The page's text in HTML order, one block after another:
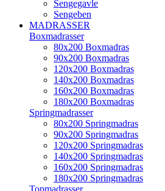
Sengegavle
Sengeben
MADRASSER
Boxmadrasser
80x200 Boxmadras
90x200 Boxmadras
120x200 Boxmadras
140x200 Boxmadras
160x200 Boxmadras
180x200 Boxmadras
Springmadrasser
80x200 Springmadras
90x200 Springmadras
120x200 Springmadras
140x200 Springmadras
160x200 Springmadras
180x200 Springmadras
Topmadrasser